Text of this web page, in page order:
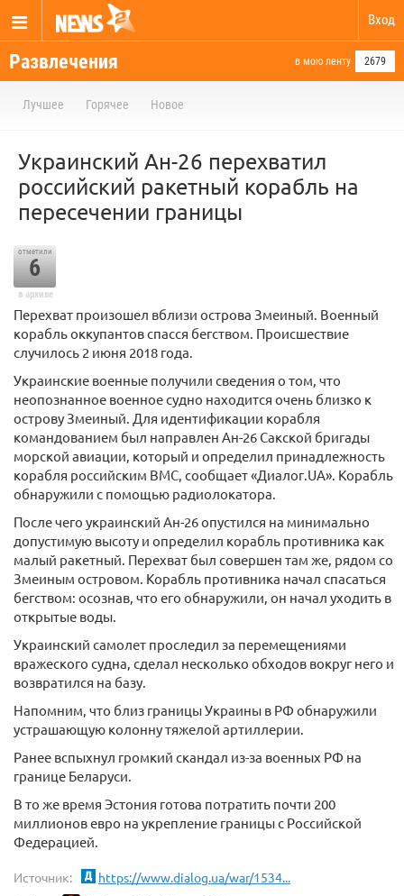
Вход
Развлечения в мою ленту 2679
Лучшее Горячее Новое
Украинский Ан-26 перехватил
российский ракетный корабль на
пересечении границы
отметили
6
в архиве
Перехват произошел вблизи острова Змеиный. Военный
корабль оккупантов спасся бегством. Происшествие
случилось 2 июня 2018 года.
Украинские военные получили сведения о том, что
неопознанное военное судно находится очень близко к
острову Змеиный. Для идентификации корабля
командованием был направлен Ан-26 Сакской бригады
морской авиации, который и определил принадлежность
корабля российским ВМС, сообщает «Диалог.UA». Корабль
обнаружили с помощью радиолокатора.
После чего украинский Ан-26 опустился на минимально
допустимую высоту и определил корабль противника как
малый ракетный. Перехват был совершен там же, рядом со
Змеиным островом. Корабль противника начал спасаться
бегством: осознав, что его обнаружили, он начал уходить в
открытые воды.
Украинский самолет проследил за перемещениями
вражеского судна, сделал несколько обходов вокруг него и
возвратился на базу.
Напомним, что близ границы Украины в РФ обнаружили
устрашающую колонну тяжелой артиллерии.
Ранее вспыхнул громкий скандал из-за военных РФ на
границе Беларуси.
В то же время Эстония готова потратить почти 200
миллионов евро на укрепление границы с Российской
Федерацией.
Источник: https://www.dialog.ua/war/1534...